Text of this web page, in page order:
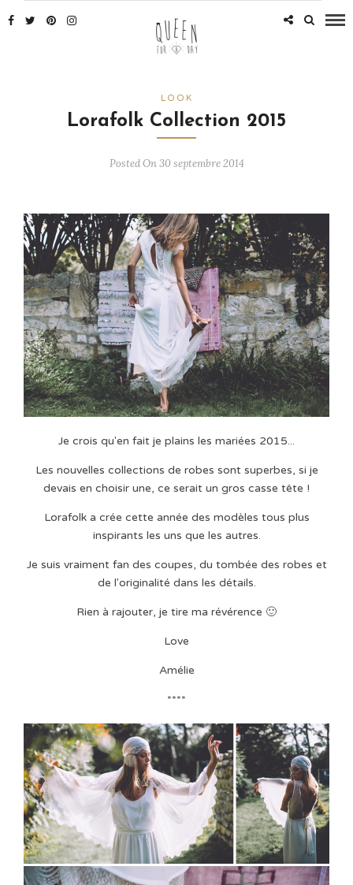
LOOK
Lorafolk Collection 2015
Posted On 30 septembre 2014
Je crois qu'en fait je plains les mariées 2015...
Les nouvelles collections de robes sont superbes, si je
devais en choisir une, ce serait un gros casse tête !
Lorafolk a crée cette année des modèles tous plus
inspirants les uns que les autres.
Je suis vraiment fan des coupes, du tombée des robes et
de l'originalité dans les détails.
Rien à rajouter, je tire ma révérence 🙂
Love
Amélie
****